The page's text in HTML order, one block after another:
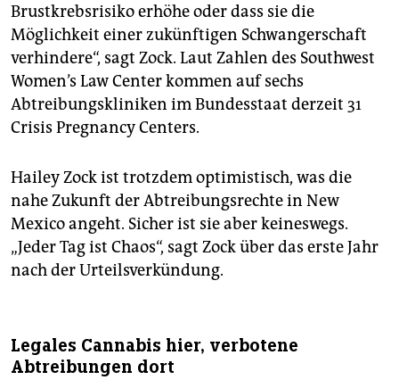
Brustkrebsrisiko erhöhe oder dass sie die
Möglichkeit einer zukünftigen Schwangerschaft
verhindere“, sagt Zock. Laut Zahlen des Southwest
Women’s Law Center kommen auf sechs
Abtreibungskliniken im Bundesstaat derzeit 31
Crisis Pregnancy Centers.
Hailey Zock ist trotzdem optimistisch, was die
nahe Zukunft der Abtreibungsrechte in New
Mexico angeht. Sicher ist sie aber keineswegs.
„Jeder Tag ist Chaos“, sagt Zock über das erste Jahr
nach der Urteilsverkündung.
Legales Cannabis hier, verbotene
Abtreibungen dort